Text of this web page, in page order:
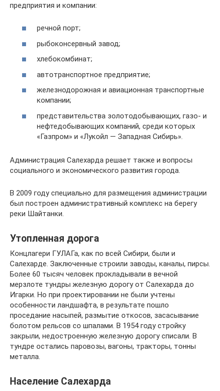
предприятия и компании:
речной порт;
рыбоконсервный завод;
хлебокомбинат;
автотранспортное предприятие;
железнодорожная и авиационная транспортные
компании;
представительства золотодобывающих, газо- и
нефтедобывающих компаний, среди которых
«Газпром» и «Лукойл — Западная Сибирь».
Администрация Салехарда решает также и вопросы
социального и экономического развития города.
В 2009 году специально для размещения администрации
был построен административный комплекс на берегу
реки Шайтанки.
Утопленная дорога
Концлагери ГУЛАГа, как по всей Сибири, были и
Салехарде. Заключенные строили заводы, каналы, пирсы.
Более 60 тысяч человек прокладывали в вечной
мерзлоте тундры железную дорогу от Салехарда до
Игарки. Но при проектировании не были учтены
особенности ландшафта, в результате пошло
проседание насыпей, размытие откосов, засасывание
болотом рельсов со шпалами. В 1954 году стройку
закрыли, недостроенную железную дорогу списали. В
тундре остались паровозы, вагоны, тракторы, тонны
металла.
Население Салехарда